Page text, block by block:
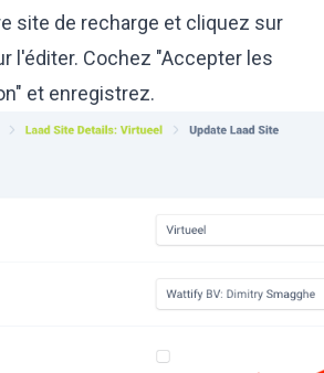
site de recharge et cliquez sur
l'éditer. Cochez "Accepter les
et enregistrez.